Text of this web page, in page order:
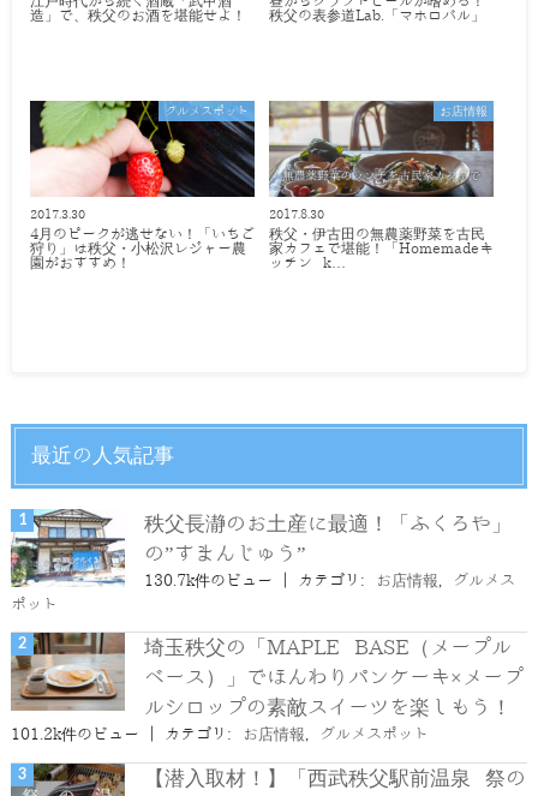
造」で、秩父のお酒を堪能せよ！
秩父の表参道Lab.「マホロバル」
グルメスポット
2017.3.30
4月のピークが逃せない！「いちご
狩り」は秩父・小松沢レジャー農
園がおすすめ！
お店情報
2017.8.30
秩父・伊古田の無農薬野菜を古民
家カフェで堪能！「Homemadeキ
ッチン k…
最近の人気記事
秩父長瀞のお土産に最適！「ふくろや」
の”すまんじゅう”
130.7k件のビュー カテゴリ: お店情報
グルメス
ポット
埼玉秩父の「MAPLE BASE（メープル
ベース）」でほんわりパンケーキ×メープ
ルシロップの素敵スイーツを楽しもう！
101.2k件のビュー カテゴリ: お店情報, グルメスポット
【潜入取材！】「西武秩父駅前温泉 祭の